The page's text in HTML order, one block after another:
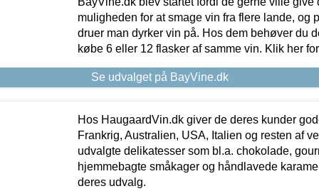
muligheden for at smage vin fra flere lande, og
druer man dyrker vin på. Hos dem behøver du
købe 6 eller 12 flasker af samme vin. Klik her
Se udvalget på BayVine.dk
Hos HaugaardVin.dk giver de deres kunder
Frankrig, Australien, USA, Italien og resten af
udvalgte delikatesser som bl.a. chokolade,
hjemmebagte småkager og håndlavede
deres udvalg.